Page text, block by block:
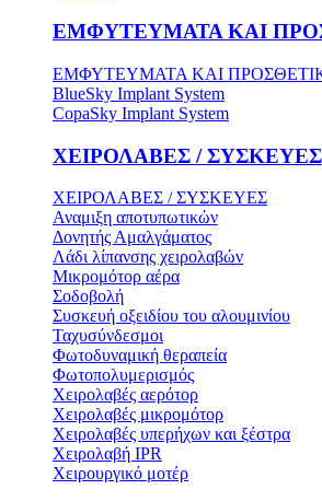
ΕΜΦΥΤΕΥΜΑΤΑ ΚΑΙ
ΕΜΦΥΤΕΥΜΑΤΑ ΚΑΙ
BlueSky Implant System
CopaSky Implant System
ΧΕΙΡΟΛΑΒΕΣ / ΣΥΣΚΕΥΕΣ
ΧΕΙΡΟΛΑΒΕΣ / ΣΥΣΚΕΥΕΣ
Αναμιξη αποτυπωτικών
Δονητής Αμαλγάματος
Λάδι λίπανσης χειρολαβών
Μικρομότορ αέρα
Σοδοβολή
Συσκευή οξειδίου του αλουμινίου
Ταχυσύνδεσμοι
Φωτοδυναμική θεραπεία
Φωτοπολυμερισμός
Χειρολαβές αερότορ
Χειρολαβές μικρομότορ
Χειρολαβές υπερήχων και ξέστρα
Χειρολαβή IPR
Χειρουργικό μοτέρ